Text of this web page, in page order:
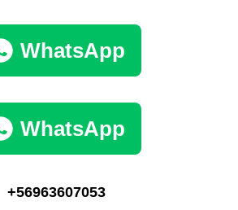
WhatsApp
WhatsApp
+56963607053